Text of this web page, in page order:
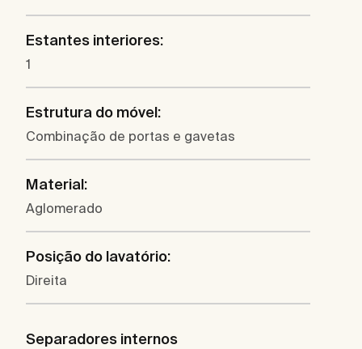
Estantes interiores:
1
Estrutura do móvel:
Combinação de portas e gavetas
Material:
Aglomerado
Posição do lavatório:
Direita
Separadores internos